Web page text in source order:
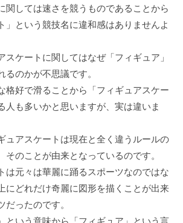
関しては速さを競うものであることから
」という競技名に違和感はありませんよ
スケートに関してはなぜ「フィギュア」
るのかが不思議です。
格好で滑ることから「フィギュアスケー
人も多いかと思いますが、実は違いま
ュアスケートは現在と全く違うルールの
そのことが由来となっているのです。
は元々は華麗に踊るスポーツなのではな
にどれだけ奇麗に図形を描くことが出来
だったのです。
という意味から「フィギュア」という言